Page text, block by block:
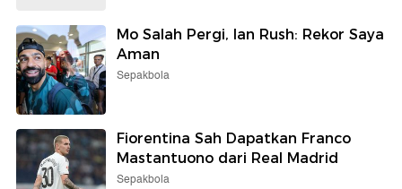
Mo Salah Pergi, Ian Rush: Rekor Saya
Aman
Sepakbola
Fiorentina Sah Dapatkan Franco
Mastantuono dari Real Madrid
Sepakbola